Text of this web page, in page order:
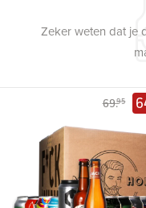
Zeker weten dat je
69.95